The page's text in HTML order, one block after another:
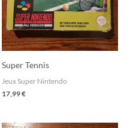
Super Tennis
Jeux Super Nintendo
17,99€